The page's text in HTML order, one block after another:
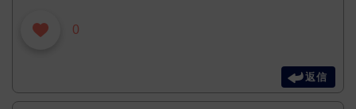
0
返信